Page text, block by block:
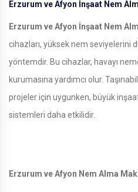
Erzurum ve Afyon İnşaat Nem
Erzurum ve Afyon İnşaat Nem
cihazları, yüksek nem seviyelerini
yöntemdir. Bu cihazlar, havayı
kurumasına yardımcı olur.
projeler için uygunken, büyük
sistemleri daha etkilidir.
Erzurum ve Afyon Nem Alma